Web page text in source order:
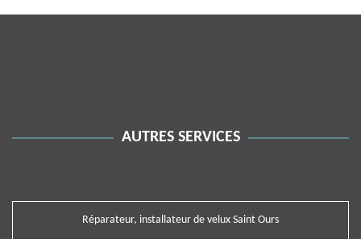
AUTRES SERVICES
Réparateur, installateur de velux Saint Ours